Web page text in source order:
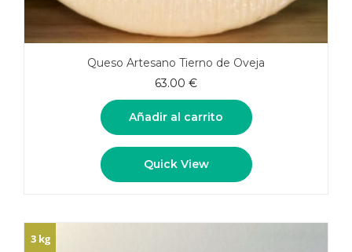
Queso Artesano Tierno de Oveja
63.00 €
Añadir al carrito
Quick View
3 kg